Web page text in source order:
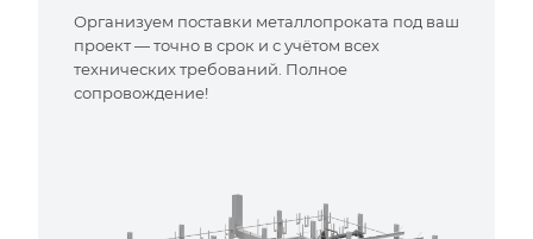
Организуем поставки металлопроката под ваш
проект — точно в срок и с учётом всех
технических требований. Полное
сопровождение!